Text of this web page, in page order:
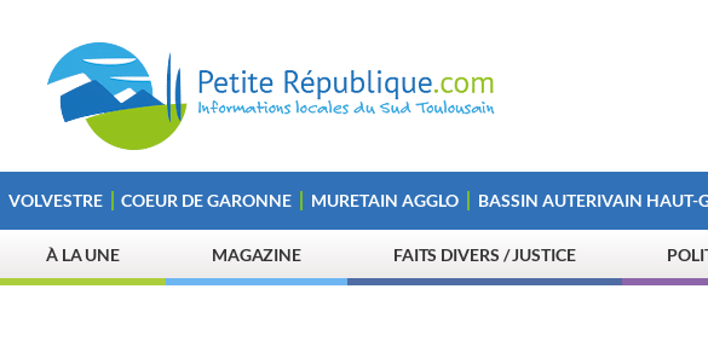
VOLVESTRE COEUR DE GARONNE MURETAIN AGGLO BASSIN AUTERIVAIN HAUT-
À LA UNE MAGAZINE FAITS DIVERS / JUSTICE